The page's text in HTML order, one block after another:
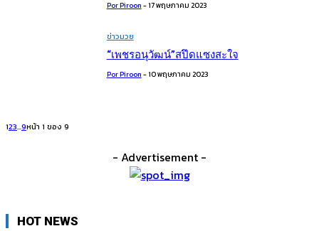
Por Piroon - 17 พฤษภาคม 2023
ข่าวมวย
“เพชรอนุวัฒน์”สปึดแซงสะใจ
Por Piroon - 10 พฤษภาคม 2023
123...9หน้า 1 ของ 9
- Advertisement -
HOT NEWS